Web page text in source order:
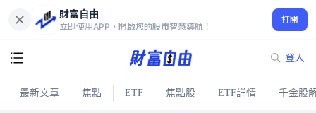
財富自由
立即使用APP，開啟您的股市智慧導航！
打開
登入
最新文章 焦點 ETF 焦點股 ETF詳情 千金股